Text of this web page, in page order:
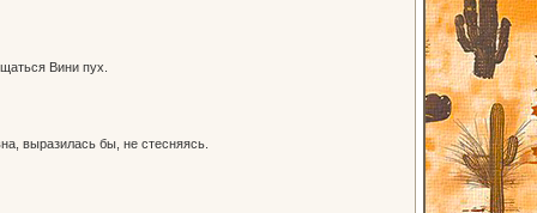
Вини пух.
выразилась бы, не стесняясь.